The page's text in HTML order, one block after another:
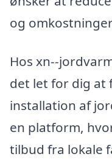
og
Hos xn--
det let for dig at
installation af
en platform,
tilbud fra lokale